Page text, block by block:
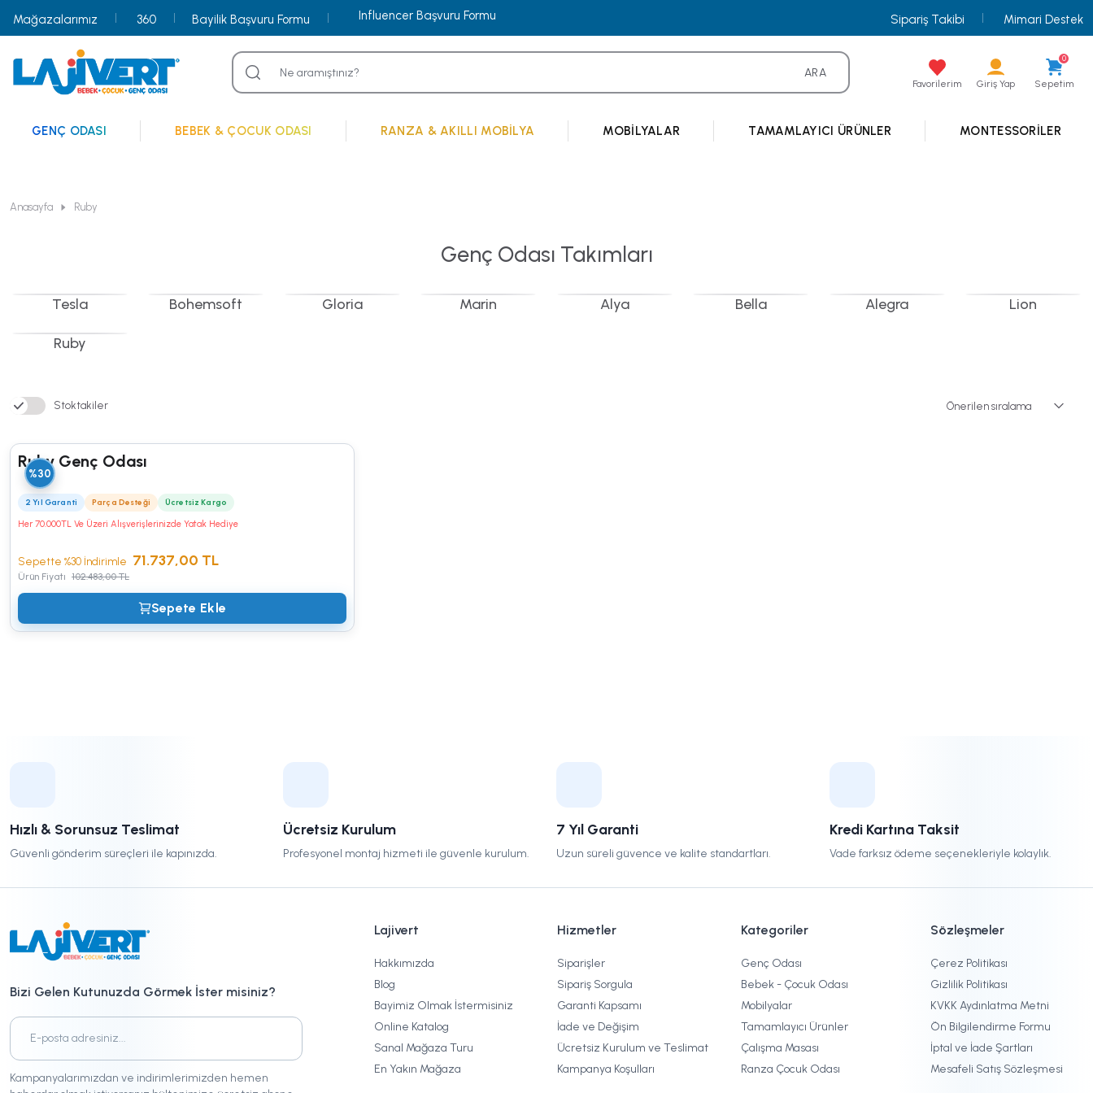
Mağazalarımız 360 Bayilik Başvuru Formu Influencer Başvuru Formu Sipariş Takibi Mimari Destek
ARA
Favorilerim Giriş Yap
0
Sepetim
GENÇ ODASI BEBEK & ÇOCUK ODASI RANZA & AKILLI MOBILYA MOBILYALAR TAMAMLAYICI ÜRÜNLER MONTESSORILER
Anasayfa Ruby
Genç Odası Takımları
Tesla Bohemsoft Gloria Marin Alya Bella Alegra Lion
Ruby
Stoktakiler
Ruby Genç Odası
2 Yıl Garanti Parça Desteği Ücretsiz Kargo
Her 70.000TL Ve Üzeri Alışverişlerinizde Yatak Hediye
%30
Sepette %30 İndirimle 71.737,00 TL
Ürün Fiyatı 102.483,00 TL
Sepete Ekle
Hızlı & Sorunsuz Teslimat
Güvenli gönderim süreçleri ile kapınızda.
Ücretsiz Kurulum
Profesyonel montaj hizmeti ile güvenle kurulum.
7 Yıl Garanti
Uzun süreli güvence ve kalite standartları.
Kredi Kartına Taksit
Vade farksız ödeme seçenekleriyle kolaylık.
Lajivert
Hakkımızda
Blog
Bayimiz Olmak İstermisiniz
Online Katalog
Sanal Mağaza Turu
En Yakın Mağaza
Hizmetler
Siparişler
Sipariş Sorgula
Garanti Kapsamı
İade ve Değişim
Ücretsiz Kurulum ve Teslimat
Kampanya Koşulları
Kategoriler
Genç Odası
Bebek - Çocuk Odası
Mobilyalar
Tamamlayıcı Ürünler
Çalışma Masası
Ranza Çocuk Odası
Sözleşmeler
Çerez Politikası
Gizlilik Politikası
KVKK Aydınlatma Metni
Ön Bilgilendirme Formu
İptal ve İade Şartları
Mesafeli Satış Sözleşmesi
Bizi Gelen Kutunuzda Görmek İster misiniz?
Kampanyalarımızdan ve indirimlerimizden hemen